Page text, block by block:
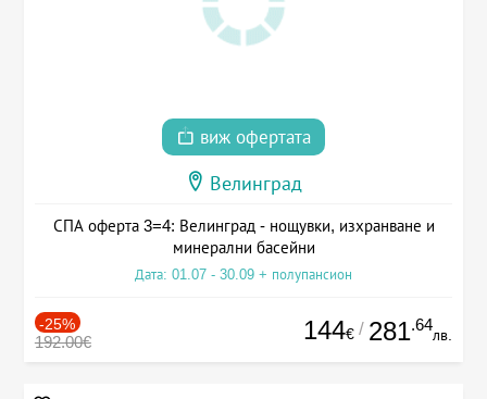
виж офертата
Велинград
СПА оферта 3=4: Велинград - нощувки, изхранване и
минерални басейни
Дата: 01.07 - 30.09 + полупансион
-25%
192.00€ 144€ / 281.64
лв.